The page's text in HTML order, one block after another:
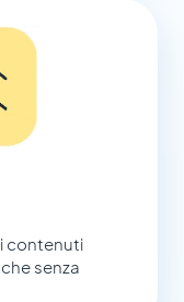
contenuti
senza